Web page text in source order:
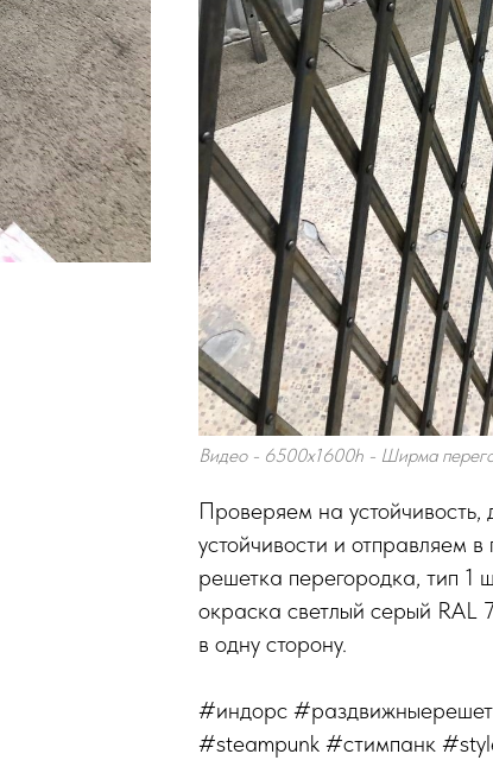
Видео - 6500х1600h - Ширма
Проверяем на
устойчивости и отправляем
решетка перегородка, тип 1
окраска светлый серый RAL
в одну сторону.
#индорс
#steampunk #стимпанк